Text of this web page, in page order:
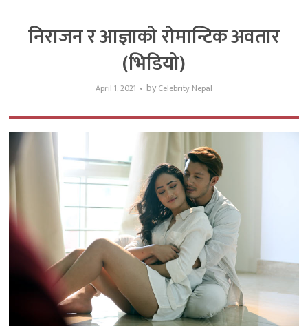
निराजन र आज्ञाको रोमान्टिक अवतार
(भिडियो)
April 1, 2021 by Celebrity Nepal